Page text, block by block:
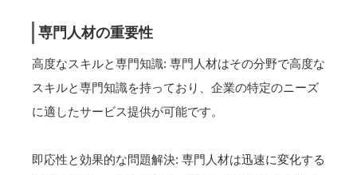
専門人材の重要性
高度なスキルと専門知識: 専門人材はその分野で高度な
スキルと専門知識を持っており、企業の特定のニーズ
に適したサービス提供が可能です。
即応性と効果的な問題解決: 専門人材は迅速に変化する